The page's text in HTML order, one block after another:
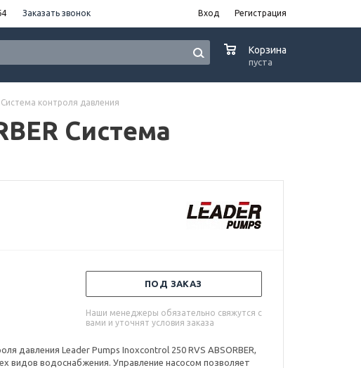
Заказать звонок Вход Регистрация
Корзина
пуста
Система контроля давления
Система
ПОД ЗАКАЗ
Наши менеджеры обязательно свяжутся с
вами и уточнят условия заказа
давления Leader Pumps Inoxcontrol 250 RVS ABSORBER,
видов водоснабжения. Управление насосом позволяет